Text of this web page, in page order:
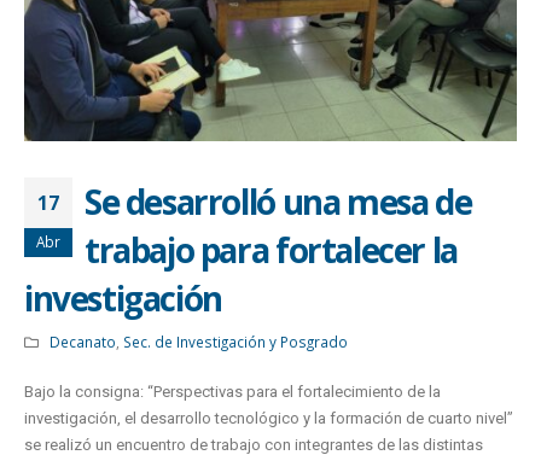
17
Abr
Se desarrolló una mesa de
trabajo para fortalecer la
investigación
Decanato Sec. de Investigación y Posgrado
Bajo la consigna: “Perspectivas para el fortalecimiento de la
investigación, el desarrollo tecnológico y la formación de cuarto nivel”
se realizó un encuentro de trabajo con integrantes de las distintas